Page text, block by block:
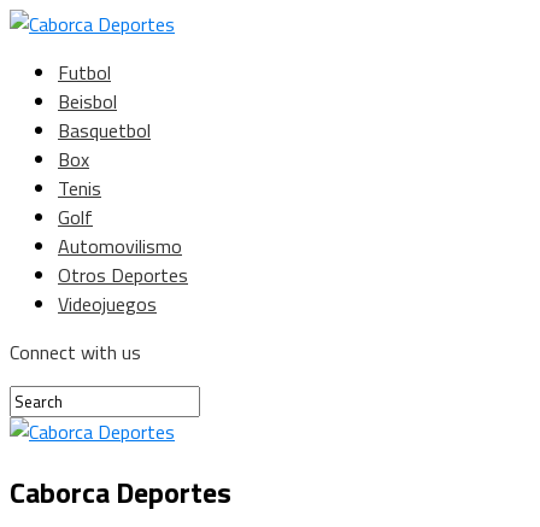
Futbol
Beisbol
Basquetbol
Box
Tenis
Golf
Automovilismo
Otros Deportes
Videojuegos
Connect with us
Caborca Deportes